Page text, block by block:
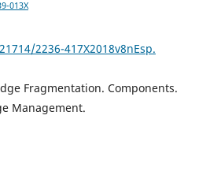
013X
2236-417X2018v8nEsp.
Fragmentation. Components.
Management.